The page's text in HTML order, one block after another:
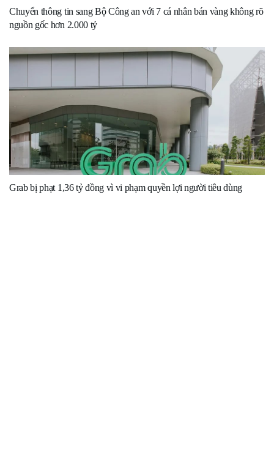
Chuyển thông tin sang Bộ Công an với 7 cá nhân bán vàng không rõ
nguồn gốc hơn 2.000 tỷ
Grab bị phạt 1,36 tỷ đồng vì vi phạm quyền lợi người tiêu dùng